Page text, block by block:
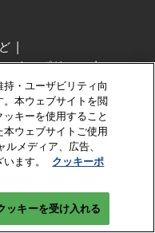
ッキーポリシー
・ユーザビリティ向
本ウェブサイトを閲
キーを使用すること
ウェブサイトご使用
メディア、広告、
ます。
クッキーポ
ッキーを受け入れる